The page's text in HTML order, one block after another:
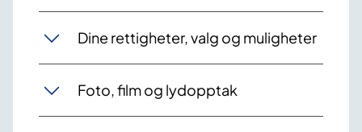
Dine rettigheter, valg og muligheter
Foto, film og lydopptak